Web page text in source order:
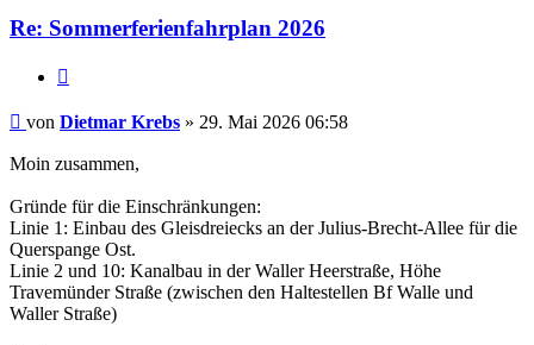
Re: Sommerferienfahrplan 2026
Ungelesener
von Dietmar Krebs » 29. Mai 2026 06:58
Moin zusammen,
Gründe für die Einschränkungen:
Linie 1: Einbau des Gleisdreiecks an der Julius-Brecht-Allee für die
Querspange Ost.
Linie 2 und 10: Kanalbau in der Waller Heerstraße, Höhe
Travemünder Straße (zwischen den Haltestellen Bf Walle und
Waller Straße)